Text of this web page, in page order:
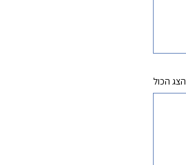
הצג הכול